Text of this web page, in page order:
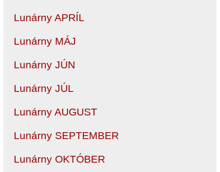
Lunárny APRÍL
Lunárny MÁJ
Lunárny JÚN
Lunárny JÚL
Lunárny AUGUST
Lunárny SEPTEMBER
Lunárny OKTÓBER